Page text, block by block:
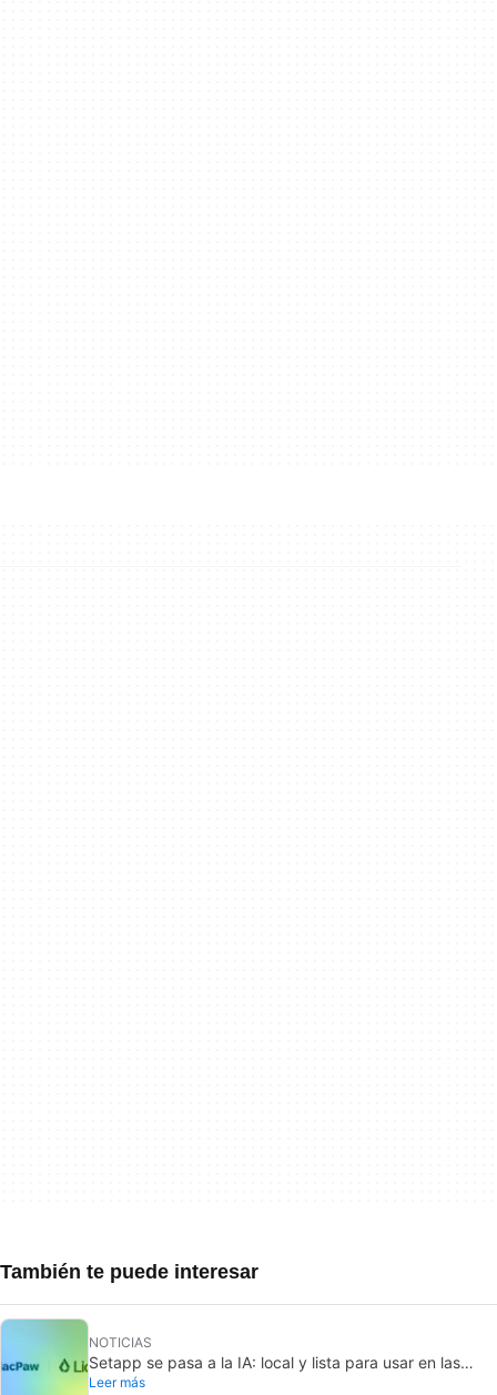
También te puede interesar
NOTICIAS
Setapp se pasa a la IA: local y lista para usar en las
apps del Mac
Leer más